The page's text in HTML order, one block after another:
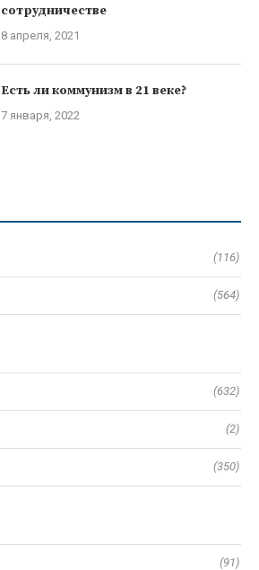
сотрудничестве
8 апреля, 2021
Есть ли коммунизм в 21 веке?
7 января, 2022
(116)
(564)
(632)
(2)
(350)
(91)